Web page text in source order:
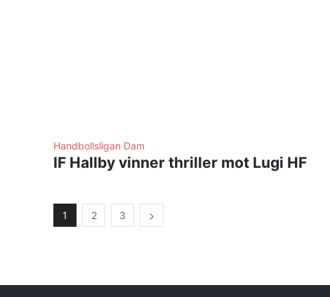
Handbollsligan Dam
IF Hallby vinner thriller mot Lugi HF
1 2 3